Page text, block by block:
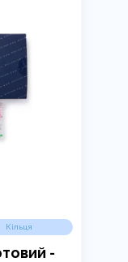
-
Кільця